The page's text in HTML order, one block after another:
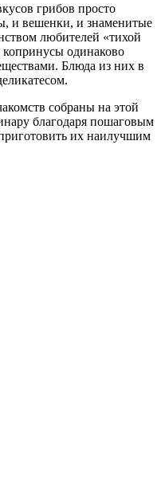
грибов просто
и вешенки, и знаменитые
любителей «тихой
одинаково
Блюда из них в
собраны на этой
благодаря пошаговым
их наилучшим